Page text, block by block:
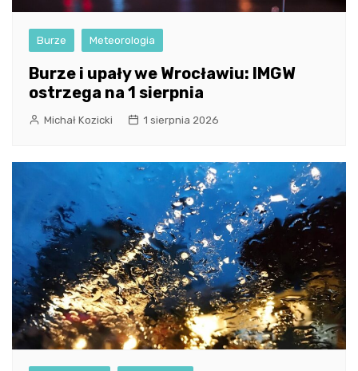
Burze Meteorologia
Burze i upały we Wrocławiu: IMGW
ostrzega na 1 sierpnia
Michał Kozicki 1 sierpnia 2026